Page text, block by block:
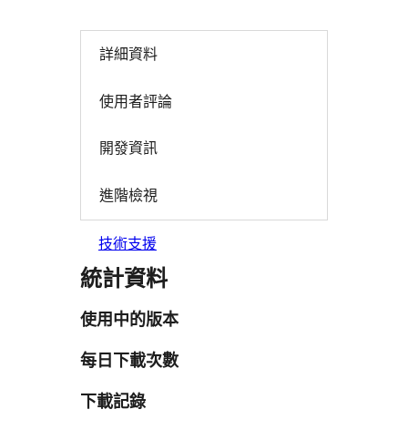
詳細資料
使用者評論
開發資訊
進階檢視
技術支援
統計資料
使用中的版本
每日下載次數
下載記錄